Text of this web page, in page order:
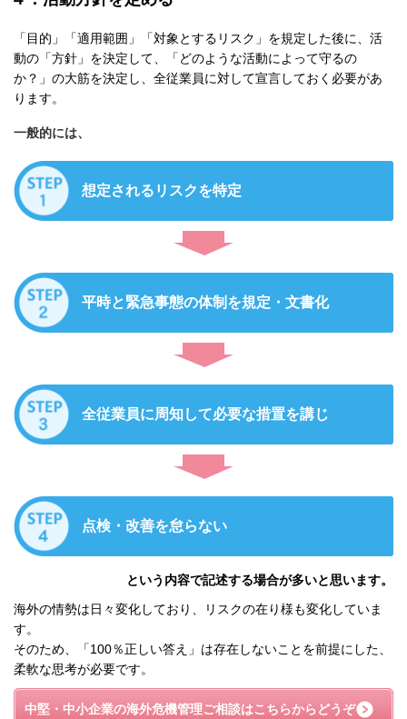
「目的」「適用範囲」「対象とするリスク」を規定した後に、活
動の「方針」を決定して、「どのような活動によって守るの
か？」の大筋を決定し、全従業員に対して宣言しておく必要があ
ります。
一般的には、
想定されるリスクを特定
平時と緊急事態の体制を規定・文書化
全従業員に周知して必要な措置を講じ
点検・改善を怠らない
という内容で記述する場合が多いと思います。
海外の情勢は日々変化しており、リスクの在り様も変化していま
す。
そのため、「100％正しい答え」は存在しないことを前提にした、
柔軟な思考が必要です。
中堅・中小企業の海外危機管理ご相談はこちらからどうぞ